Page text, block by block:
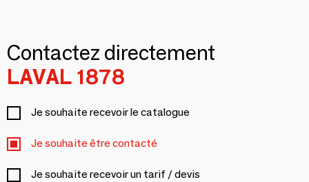
Contactez directement
LAVAL 1878
Je souhaite recevoir le catalogue
Je souhaite être contacté
Je souhaite recevoir un tarif / devis